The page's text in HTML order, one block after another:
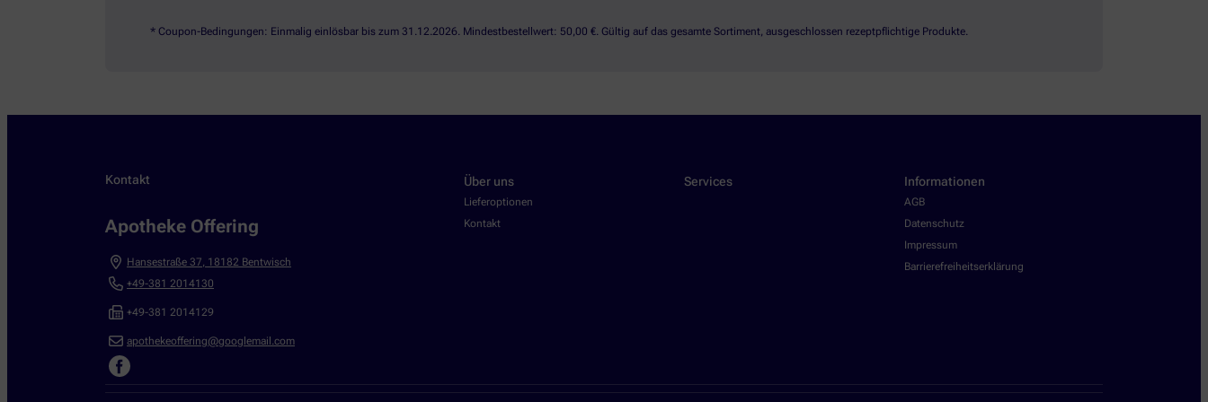
* Coupon-Bedingungen: Einmalig einlösbar bis zum 31.12.2026. Mindestbestellwert: 50,00 €. Gültig auf das gesamte Sortiment, ausgeschlossen rezeptpflichtige Produkte.
Kontakt
Apotheke Offering
Hansestraße 37, 18182 Bentwisch
+49-381 2014130
+49-381 2014129
apothekeoffering@googlemail.com
Über uns
Lieferoptionen
Kontakt
Services Informationen
AGB
Datenschutz
Impressum
Barrierefreiheitserklärung